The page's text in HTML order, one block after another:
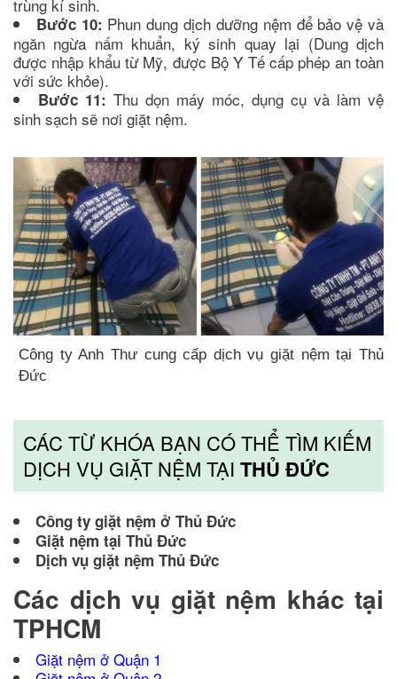
trùng kí sinh.
Bước 10: Phun dung dịch dưỡng nệm để bảo vệ và
ngăn ngừa nấm khuẩn, ký sinh quay lại (Dung dịch
được nhập khẩu từ Mỹ, được Bộ Y Tế cấp phép an toàn
với sức khỏe).
Bước 11: Thu dọn máy móc, dụng cụ và làm vệ
sinh sạch sẽ nơi giặt nệm.
Công ty Anh Thư cung cấp dịch vụ giặt nệm tại Thủ
Đức
CÁC TỪ KHÓA BẠN CÓ THỂ TÌM KIẾM
DỊCH VỤ GIẶT NỆM TẠI THỦ ĐỨC
Công ty giặt nệm ở Thủ Đức
Giặt nệm tại Thủ Đức
Dịch vụ giặt nệm Thủ Đức
Các dịch vụ giặt nệm khác tại
TPHCM
Giặt nệm ở Quận 1